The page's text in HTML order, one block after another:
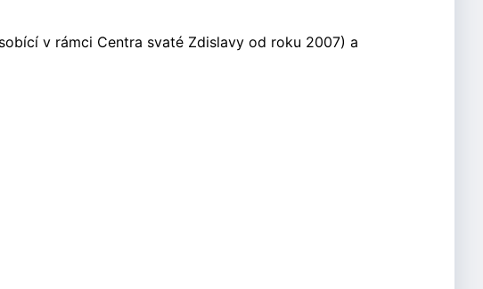
v rámci Centra svaté Zdislavy od roku 2007) a